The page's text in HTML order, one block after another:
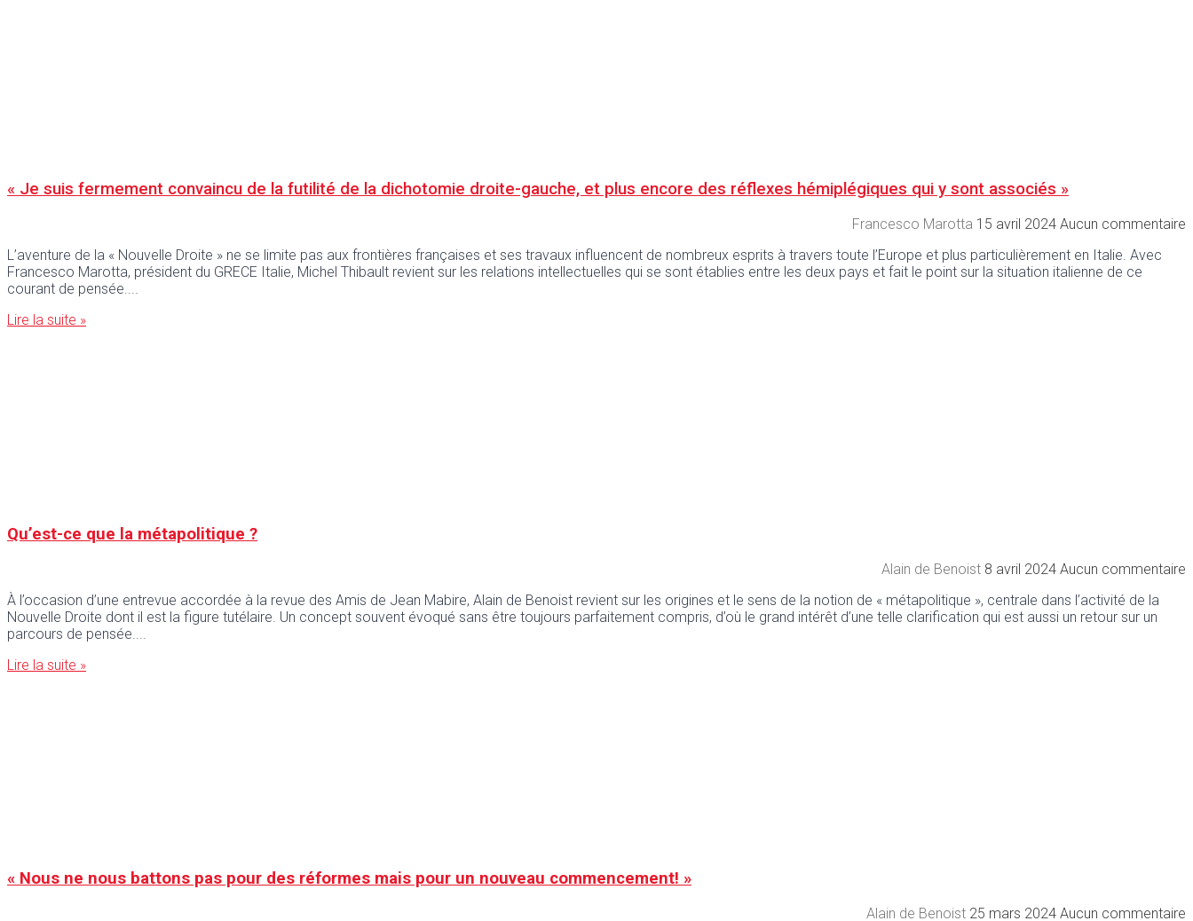
« Je suis fermement convaincu de la futilité de la dichotomie droite-gauche, et plus encore des réflexes hémiplégiques qui y sont associés »
Francesco Marotta 15 avril 2024 Aucun commentaire
L’aventure de la « Nouvelle Droite » ne se limite pas aux frontières françaises et ses travaux influencent de nombreux esprits à travers toute l’Europe et plus particulièrement en Italie. Avec
Francesco Marotta, président du GRECE Italie, Michel Thibault revient sur les relations intellectuelles qui se sont établies entre les deux pays et fait le point sur la situation italienne de ce
courant de pensée.
Lire la suite »
Qu’est-ce que la métapolitique ?
Alain de Benoist 8 avril 2024 Aucun commentaire
À l’occasion d’une entrevue accordée à la revue des Amis de Jean Mabire, Alain de Benoist revient sur les origines et le sens de la notion de « métapolitique », centrale dans l’activité de la
Nouvelle Droite dont il est la figure tutélaire. Un concept souvent évoqué sans être toujours parfaitement compris, d’où le grand intérêt d’une telle clarification qui est aussi un retour sur un
parcours de pensée.
Lire la suite »
« Nous ne nous battons pas pour des réformes mais pour un nouveau commencement! »
Alain de Benoist 25 mars 2024 Aucun commentaire